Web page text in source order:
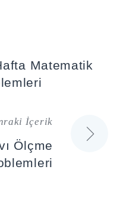
Matematik
İçerik
Ölçme